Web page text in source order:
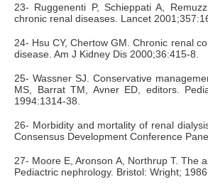
23- Ruggenenti P, Schieppati A,
chronic renal diseases. Lancet
24- Hsu CY, Chertow GM. Chronic renal
disease. Am J Kidney Dis 2000;36:415-8.
25- Wassner SJ. Conservative
MS, Barrat TM, Avner ED, editors.
1994:1314-38.
26- Morbidity and mortality of renal
Consensus Development Conference
27- Moore E, Aronson A, Northrup T. The
Pediactric nephrology. Bristol: Wright;